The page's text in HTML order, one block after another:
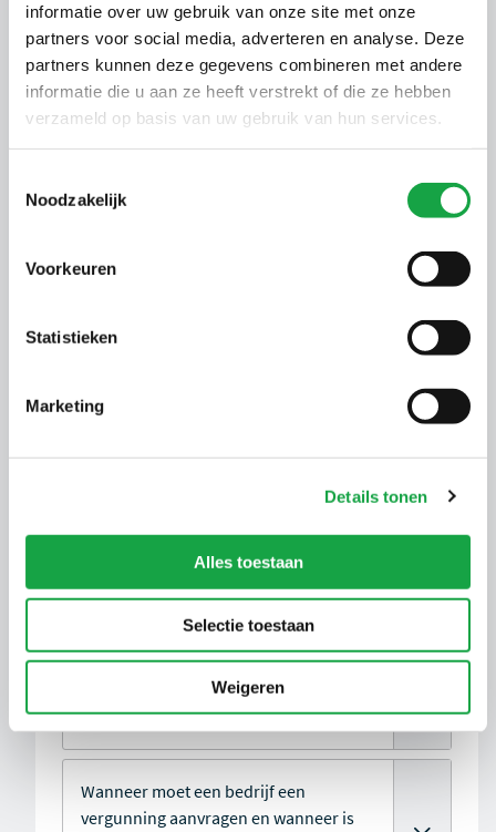
informatie over uw gebruik van onze site met onze
partners voor social media, adverteren en analyse. Deze
partners kunnen deze gegevens combineren met andere
informatie die u aan ze heeft verstrekt of die ze hebben
verzameld op basis van uw gebruik van hun services.
Noodzakelijk
Voorkeuren
Statistieken
Marketing
Details tonen
Alles toestaan
Selectie toestaan
Weigeren
Veelgestelde vragen
KRW?
Wat doen omgevingsdiensten níet?
Wanneer en hoe moet een bedrijf in
Tool aangeraden?
Hoe kun je een vergunning aanvragen,
een melding doen of een wijziging
doorgeven?
Welke informatie moet een bedrijf
aanleveren bij een
vergunningaanvraag?
Wanneer moet een bedrijf een
vergunning aanvragen en wanneer is